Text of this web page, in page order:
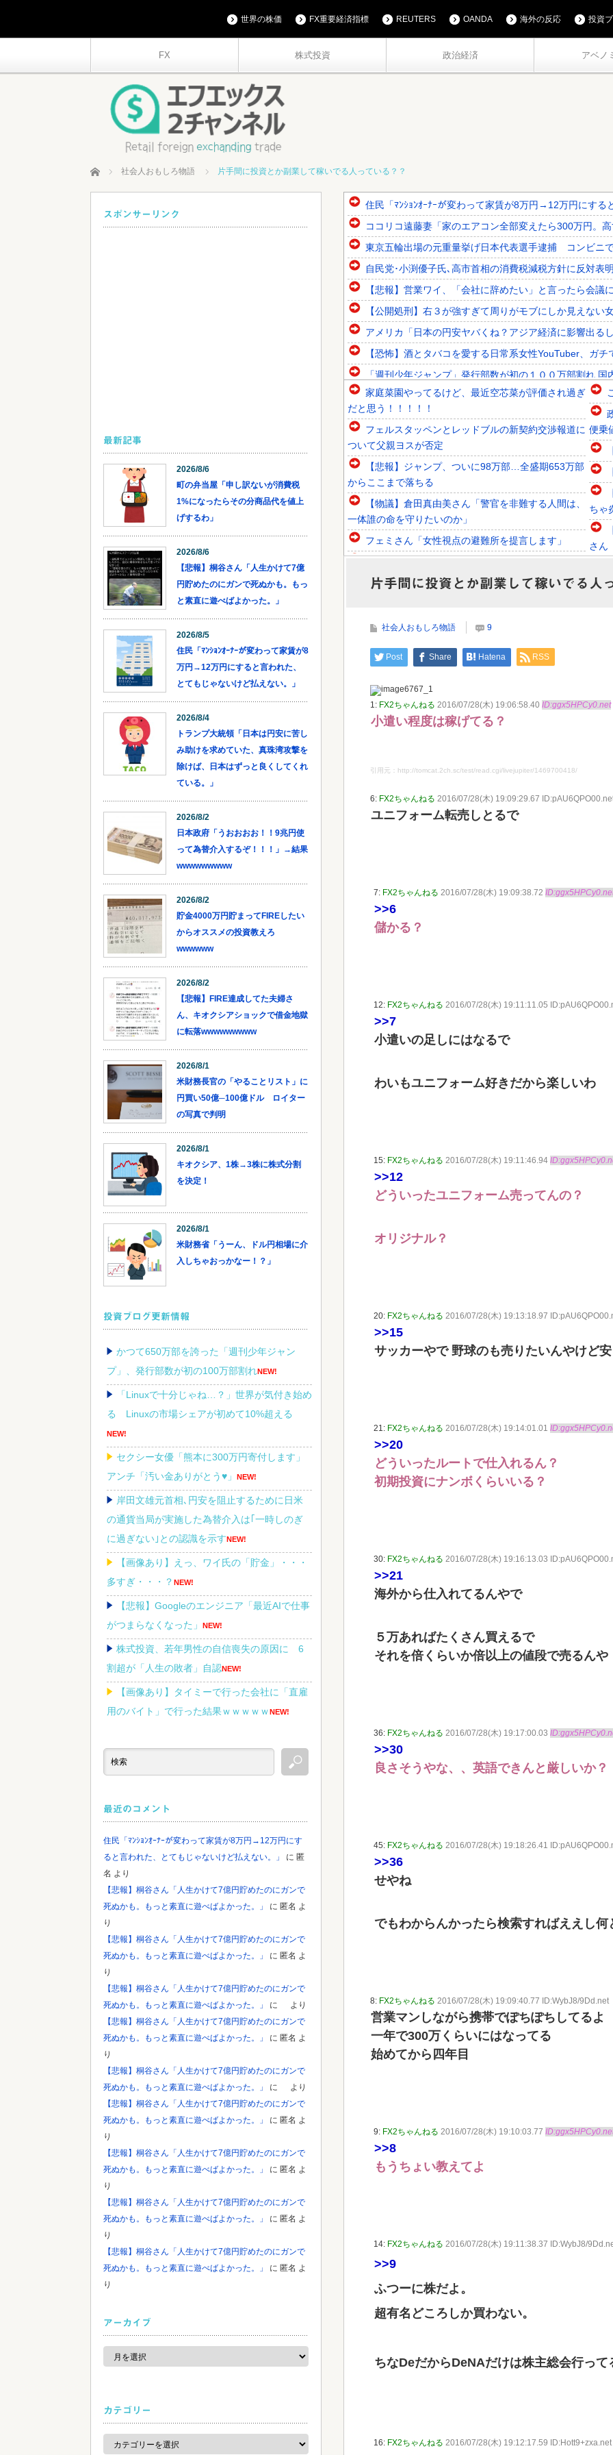
FX 株式投資 政治経済 アベノ
世界の株価 FX重要経済指標 REUTERS OANDA 海外の反応 投資
ホーム 社会人おもしろ物語 片手間に投資とか副業して稼いでる人っている？？
住民「ﾏﾝｼｮﾝｵｰﾅｰが変わって家賃が8万円→12万円にする
ココリコ遠藤妻「家のエアコン全部変えたら300万円。高
東京五輪出場の元重量挙げ日本代表選手逮捕 コンビニ
自民党･小渕優子氏､高市首相の消費税減税方針に反対表
【悲報】営業ワイ、「会社に辞めたい」と言ったら会議
【公開処刑】右３が強すぎて周りがモブにしか見えない
アメリカ「日本の円安ヤバくね？アジア経済に影響出るし
【恐怖】酒とタバコを愛する日常系女性YouTuber、ガチ
「週刊少年ジャンプ」発行部数が初の１００万部割れ
韓国人「青年失業率7.0%の韓国で日本が韓国人の海外
韓国人「トヨタが2027年に次世代ハイブリッドバッテリ
韓国人「海上自衛隊護衛艦ちょうかいによるトマホー
Powered by livedoor 相互RSS
家庭菜園やってるけど、最近空芯菜が評価され過ぎ
だと思う！！！！！
フェルスタッペンとレッドブルの新契約交渉報道に
ついて父親ヨスが否定
【悲報】ジャンプ、ついに98万部…全盛期653万部
からここまで落ちる
【物議】倉田真由美さん「警官を非難する人間は、
一体誰の命を守りたいのか」
フェミさん「女性視点の避難所を提言します」
１兆５０００億円で工場増築へ
Powered by livedoor 相互RSS
便乗
ちゃ
さん
し
片手間に投資とか副業して稼いでる人
社会人おもしろ物語 9
Post Share Hatena RSS
1: FX2ちゃんねる 2016/07/28(木) 19:06:58.40 ID:ggx5HPCy0.net
小遣い程度は稼げてる？
引用元：http://tomcat.2ch.sc/test/read.cgi/livejupiter/1469700418/
6: FX2ちゃんねる 2016/07/28(木) 19:09:29.67
ユニフォーム転売しとるで
7: FX2ちゃんねる 2016/07/28(木) 19:09:38.72
>>6
儲かる？
12: FX2ちゃんねる 2016/07/28(木) 19:11:11.05
>>7
小遣いの足しにはなるで
わいもユニフォーム好きだから楽しいわ
15: FX2ちゃんねる 2016/07/28(木) 19:11:46.94
>>12
どういったユニフォーム売ってんの？
オリジナル？
20: FX2ちゃんねる 2016/07/28(木) 19:13:18.97
>>15
サッカーやで 野球のも売りたいんやけど
21: FX2ちゃんねる 2016/07/28(木) 19:14:01.01
>>20
どういったルートで仕入れるん？
初期投資にナンボくらいいる？
30: FX2ちゃんねる 2016/07/28(木) 19:16:13.03
>>21
海外から仕入れてるんやで
５万あればたくさん買えるで
それを倍くらいか倍以上の値段で売るんや
36: FX2ちゃんねる 2016/07/28(木) 19:17:00.03
>>30
良さそうやな、、英語できんと厳しいか？
45: FX2ちゃんねる 2016/07/28(木) 19:18:26.41
>>36
せやね
でもわからんかったら検索すればええし何
8: FX2ちゃんねる 2016/07/28(木) 19:09:40.77 ID:WybJ8/9Dd.net
営業マンしながら携帯でぽちぽちしてるよ
一年で300万くらいにはなってる
始めてから四年目
9: FX2ちゃんねる 2016/07/28(木) 19:10:03.77
>>8
もうちょい教えてよ
14: FX2ちゃんねる 2016/07/28(木) 19:11:38.37 ID:WybJ8/
>>9
ふつーに株だよ。
超有名どころしか買わない。
ちなDeだからDeNAだけは株主総会行って
16: FX2ちゃんねる 2016/07/28(木) 19:12:17.59 ID:Hott9+zxa.net
スポンサーリンク
最新記事
2026/8/6
町の弁当屋「申し訳ないが消費税
1%になったらその分商品代を値上
げするわ」
2026/8/6
【悲報】桐谷さん「人生かけて7億
円貯めたのにガンで死ぬかも。もっ
と素直に遊べばよかった。」
2026/8/5
住民「ﾏﾝｼｮﾝｵｰﾅｰが変わって家賃が8
万円→12万円にすると言われた、
とてもじゃないけど払えない。」
2026/8/4
トランプ大統領「日本は円安に苦し
み助けを求めていた、真珠湾攻撃を
除けば、日本はずっと良くしてくれ
ている。」
2026/8/2
日本政府「うおおおお！！9兆円使
って為替介入するぞ！！！」→結果
wwwwwwwww
2026/8/2
貯金4000万円貯まってFIREしたい
からオススメの投資教えろ
wwwwww
2026/8/2
【悲報】FIRE達成してた夫婦さ
ん、キオクシアショックで借金地獄
に転落wwwwwwwww
2026/8/1
米財務長官の「やることリスト」に
円買い50億─100億ドル ロイター
の写真で判明
2026/8/1
キオクシア、1株→3株に株式分割
を決定！
2026/8/1
米財務省「うーん、ドル円相場に介
入しちゃおっかなー！？」
投資ブログ更新情報
かつて650万部を誇った「週刊少年ジャン
プ」、発行部数が初の100万部割れNEW!
「Linuxで十分じゃね…？」世界が気付き始め
る Linuxの市場シェアが初めて10%超える
NEW!
セクシー女優「熊本に300万円寄付します」
アンチ「汚い金ありがとう♥」
NEW!
岸田文雄元首相､円安を阻止するために日米
の通貨当局が実施した為替介入は｢一時しのぎ
に過ぎない｣との認識を示すNEW!
【画像あり】えっ、ワイ氏の「貯金」・・・
多すぎ・・・？ NEW!
【悲報】Googleのエンジニア「最近AIで仕事
がつまらなくなった」
NEW!
株式投資、若年男性の自信喪失の原因に 6
割超が「人生の敗者」自認NEW!
【画像あり】タイミーで行った会社に「直雇
用のバイト」で行った結果ｗｗｗｗｗNEW!
最近のコメント
住民「ﾏﾝｼｮﾝｵｰﾅｰが変わって家賃が8万円→12万円にす
ると言われた、とてもじゃないけど払えない。」
に 匿
名 より
【悲報】桐谷さん「人生かけて7億円貯めたのにガンで
死ぬかも。もっと素直に遊べばよかった。」
に 匿名 よ
り
【悲報】桐谷さん「人生かけて7億円貯めたのにガンで
死ぬかも。もっと素直に遊べばよかった。」
に 匿名 よ
り
【悲報】桐谷さん「人生かけて7億円貯めたのにガンで
死ぬかも。もっと素直に遊べばよかった。」
に
より
【悲報】桐谷さん「人生かけて7億円貯めたのにガンで
死ぬかも。もっと素直に遊べばよかった。」
に 匿名 よ
り
【悲報】桐谷さん「人生かけて7億円貯めたのにガンで
死ぬかも。もっと素直に遊べばよかった。」
に
より
【悲報】桐谷さん「人生かけて7億円貯めたのにガンで
死ぬかも。もっと素直に遊べばよかった。」
に 匿名 よ
り
【悲報】桐谷さん「人生かけて7億円貯めたのにガンで
死ぬかも。もっと素直に遊べばよかった。」
に 匿名 よ
り
【悲報】桐谷さん「人生かけて7億円貯めたのにガンで
死ぬかも。もっと素直に遊べばよかった。」
に 匿名 よ
り
【悲報】桐谷さん「人生かけて7億円貯めたのにガンで
死ぬかも。もっと素直に遊べばよかった。」
に 匿名 よ
り
アーカイブ
ア
カ
カテゴリー
カ